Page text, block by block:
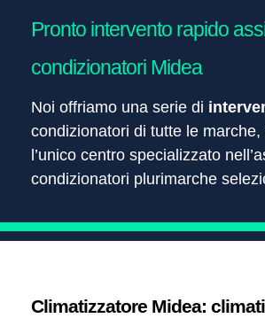
Pronto intervento rapido
condizionatori Midea
Noi offriamo una serie di
condizionatori di tutte le
l’unico centro specializzato
condizionatori plurimarche
Climatizzatore Midea: